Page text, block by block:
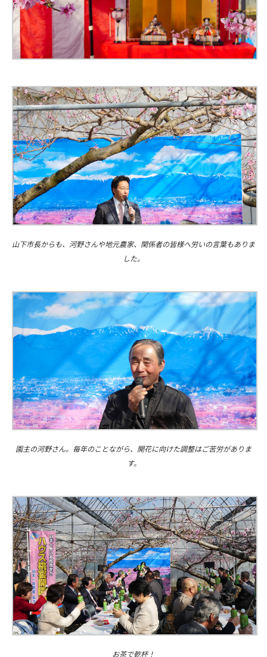
山下市長からも、河野さんや地元農家、関係者の皆様へ労いの言葉もありま
した。
園主の河野さん。毎年のことながら、開花に向けた調整はご苦労がありま
す。
お茶で乾杯！